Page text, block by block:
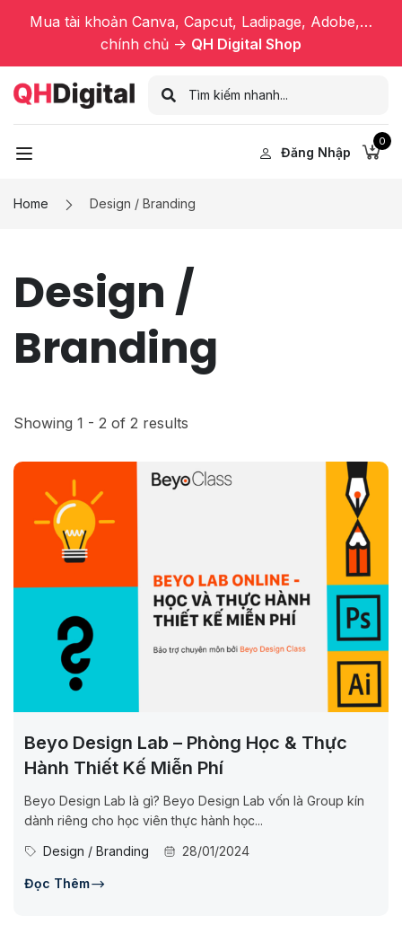
Mua tài khoản Canva, Capcut, Ladipage, Adobe,…
chính chủ -> QH Digital Shop
Đăng Nhập
0
Home Design / Branding
Design /
Branding
Showing 1 - 2 of 2 results
Beyo Design Lab – Phòng Học & Thực
Hành Thiết Kế Miễn Phí
Beyo Design Lab là gì? Beyo Design Lab vốn là Group kín
dành riêng cho học viên thực hành học...
Design / Branding
28/01/2024
Đọc Thêm